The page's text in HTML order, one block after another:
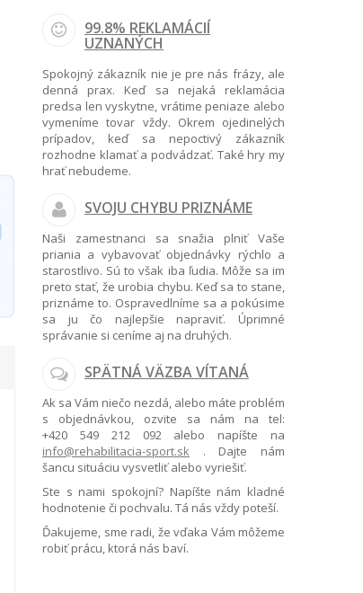
99.8% REKLAMÁCIÍ
UZNANÝCH
Spokojný zákazník nie je pre nás frázy, ale
denná prax. Keď sa nejaká reklamácia
predsa len vyskytne, vrátime peniaze alebo
vymeníme tovar vždy. Okrem ojedinelých
prípadov, keď sa nepoctivý zákazník
rozhodne klamať a podvádzať. Také hry my
hrať nebudeme.
SVOJU CHYBU PRIZNÁME
Naši zamestnanci sa snažia plniť Vaše
priania a vybavovať objednávky rýchlo a
starostlivo. Sú to však iba ľudia. Môže sa im
preto stať, že urobia chybu. Keď sa to stane,
priznáme to. Ospravedlníme sa a pokúsime
sa ju čo najlepšie napraviť. Úprimné
správanie si ceníme aj na druhých.
SPÄTNÁ VÄZBA VÍTANÁ
Ak sa Vám niečo nezdá, alebo máte problém
s objednávkou, ozvite sa nám na tel:
+420 549 212 092alebo napíšte na
info@rehabilitacia-sport.sk . Dajte nám
šancu situáciu vysvetliť alebo vyriešiť.
Ste s nami spokojní? Napíšte nám kladné
hodnotenie či pochvalu. Tá nás vždy poteší.
Ďakujeme, sme radi, že vďaka Vám môžeme
robiť prácu, ktorá nás baví.